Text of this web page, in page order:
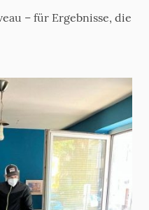
– für Ergebnisse, die